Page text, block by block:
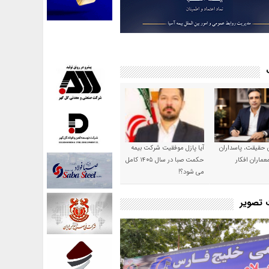
حقیقت، پاسداران
افکار
آیا پازل موفقیت شرکت بیمه
حکمت صبا در سال ۱۴۰۵ کامل
می شود؟!
تصویر